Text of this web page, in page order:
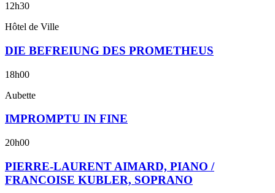
12h30
Hôtel de Ville
DIE BEFREIUNG DES PROMETHEUS
18h00
Aubette
IMPROMPTU IN FINE
20h00
PIERRE-LAURENT AIMARD, PIANO /
FRANCOISE KUBLER, SOPRANO